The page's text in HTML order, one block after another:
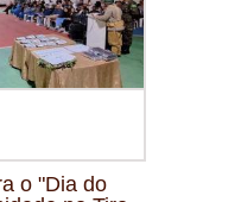
o "Dia do